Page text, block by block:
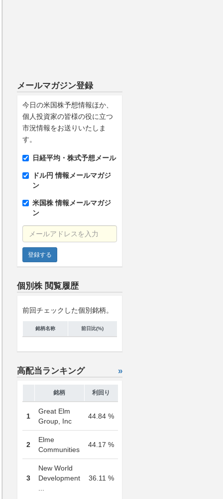
メールマガジン登録
今日の米国株予想情報ほか、
個人投資家の皆様の役に立つ
市況情報をお送りいたしま
す。
日経平均・株式予想メール
ドル円 情報メールマガジ
ン
米国株 情報メールマガジ
ン
メールアドレスを入力
個別株 閲覧履歴
前回チェックした個別銘柄。
銘柄名称 前日比(%)
高配当ランキング »
銘柄 利回り
1
Great Elm
Group, Inc
44.84 %
2
Elme
Communities
44.17 %
3
New World
Development
36.11 %